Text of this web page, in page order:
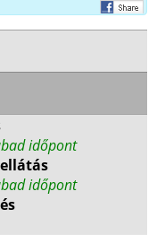
időpont
időpont